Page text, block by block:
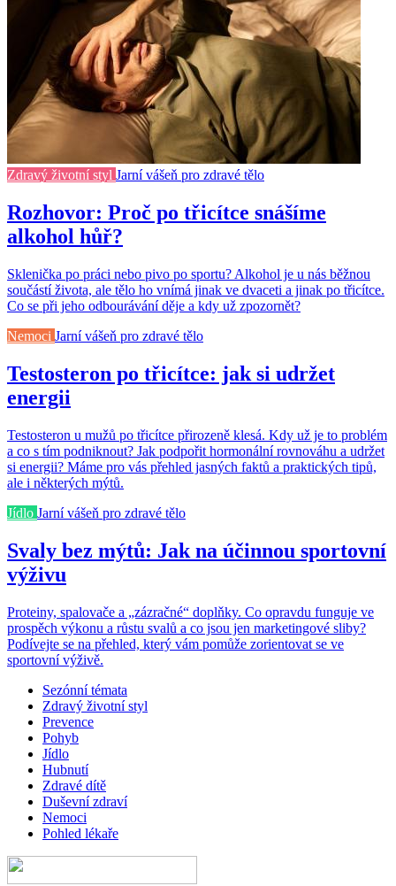
Zdravý životní styl Jarní vášeň pro zdravé tělo
Rozhovor: Proč po třicítce snášíme
alkohol hůř?
Sklenička po práci nebo pivo po sportu? Alkohol je u nás běžnou
součástí života, ale tělo ho vnímá jinak ve dvaceti a jinak po třicítce.
Co se při jeho odbourávání děje a kdy už zpozornět?
Nemoci Jarní vášeň pro zdravé tělo
Testosteron po třicítce: jak si udržet
energii
Testosteron u mužů po třicítce přirozeně klesá. Kdy už je to problém
a co s tím podniknout? Jak podpořit hormonální rovnováhu a udržet
si energii? Máme pro vás přehled jasných faktů a praktických tipů,
ale i některých mýtů.
Jídlo Jarní vášeň pro zdravé tělo
Svaly bez mýtů: Jak na účinnou sportovní
výživu
Proteiny, spalovače a „zázračné“ doplňky. Co opravdu funguje ve
prospěch výkonu a růstu svalů a co jsou jen marketingové sliby?
Podívejte se na přehled, který vám pomůže zorientovat se ve
sportovní výživě.
Sezónní témata
Zdravý životní styl
Prevence
Pohyb
Jídlo
Hubnutí
Zdravé dítě
Duševní zdraví
Nemoci
Pohled lékaře